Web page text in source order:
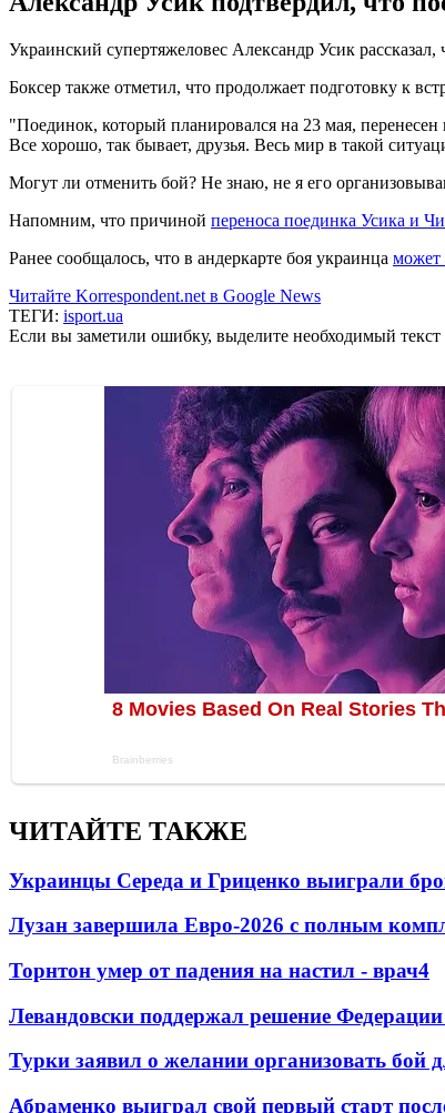
Украинский супертяжеловес Александр Усик
Боксер также отметил, что продолжает подготовку к
"Поединок, который планировался на 23 мая,
Все хорошо, так бывает, друзья. Весь мир в такой
Могут ли отменить бой? Не знаю, не я его
Напомним, что причиной переноса поединка Усика и
Ранее сообщалось, что в андеркарте боя украинца может
Читайте Korrespondent.net в Google News
ТЕГИ: isport.ua
Если вы заметили ошибку, выделите необходимый
ЧИТАЙТЕ ТАКЖЕ
Украинцы Середа и Гриценко выиграли
Лузан завершила Евро-2026 с полным
Торнтон умер от падения на настил - врач4
Левандовски поддержал решение
Турки заявил о желании организовать бой
Абраменко выиграл свой первый старт